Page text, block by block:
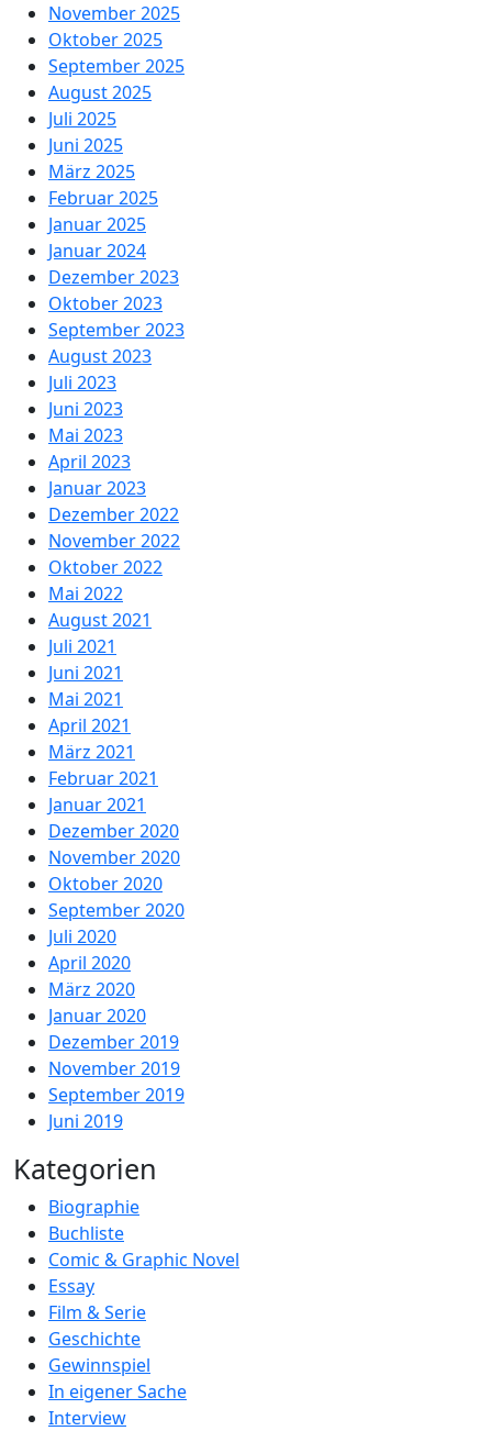
November 2025
Oktober 2025
September 2025
August 2025
Juli 2025
Juni 2025
März 2025
Februar 2025
Januar 2025
Januar 2024
Dezember 2023
Oktober 2023
September 2023
August 2023
Juli 2023
Juni 2023
Mai 2023
April 2023
Januar 2023
Dezember 2022
November 2022
Oktober 2022
Mai 2022
August 2021
Juli 2021
Juni 2021
Mai 2021
April 2021
März 2021
Februar 2021
Januar 2021
Dezember 2020
November 2020
Oktober 2020
September 2020
Juli 2020
April 2020
März 2020
Januar 2020
Dezember 2019
November 2019
September 2019
Juni 2019
Kategorien
Biographie
Buchliste
Comic & Graphic Novel
Essay
Film & Serie
Geschichte
Gewinnspiel
In eigener Sache
Interview